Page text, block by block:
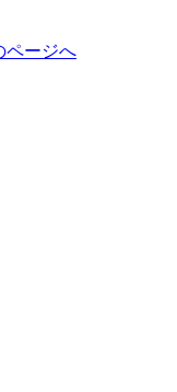
ページへ